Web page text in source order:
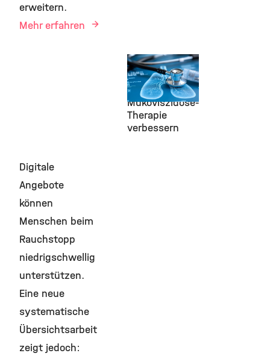
21. Mai 2026
Nanoantikörper
soll
Mukoviszidose-
Therapie
verbessern
erweitern.
Mehr erfahren
Digitale
Angebote
können
Menschen beim
Rauchstopp
niedrigschwellig
unterstützen.
Eine neue
systematische
Übersichtsarbeit
zeigt jedoch: